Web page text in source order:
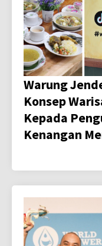
Warung
Konsep
Kepada
Kenangan